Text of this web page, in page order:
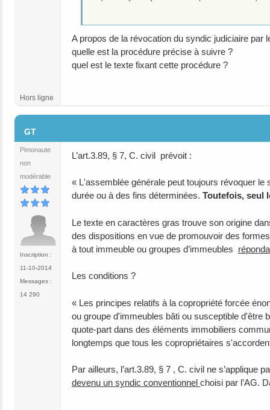
A propos de la révocation du syndic judiciaire par
quelle est la procédure précise à suivre ?
quel est le texte fixant cette procédure ?
Hors ligne
GT
Pimonaute
non
modérable
Inscription :
11-10-2014
Messages :
14 290
L’art.3.89, § 7, C. civil prévoit :
« L'assemblée générale peut toujours révoquer
durée ou à des fins déterminées. Toutefois, seul
Le texte en caractères gras trouve son origine
des dispositions en vue de promouvoir des
à tout immeuble ou groupes d’immeubles
Les conditions ?
« Les principes relatifs à la copropriété forcée
ou groupe d'immeubles bâti ou susceptible d'être
quote-part dans des éléments immobiliers
longtemps que tous les copropriétaires
Par ailleurs, l’art.3.89, § 7 , C. civil ne s’applique
devenu un syndic conventionnel choisi par l’AG.